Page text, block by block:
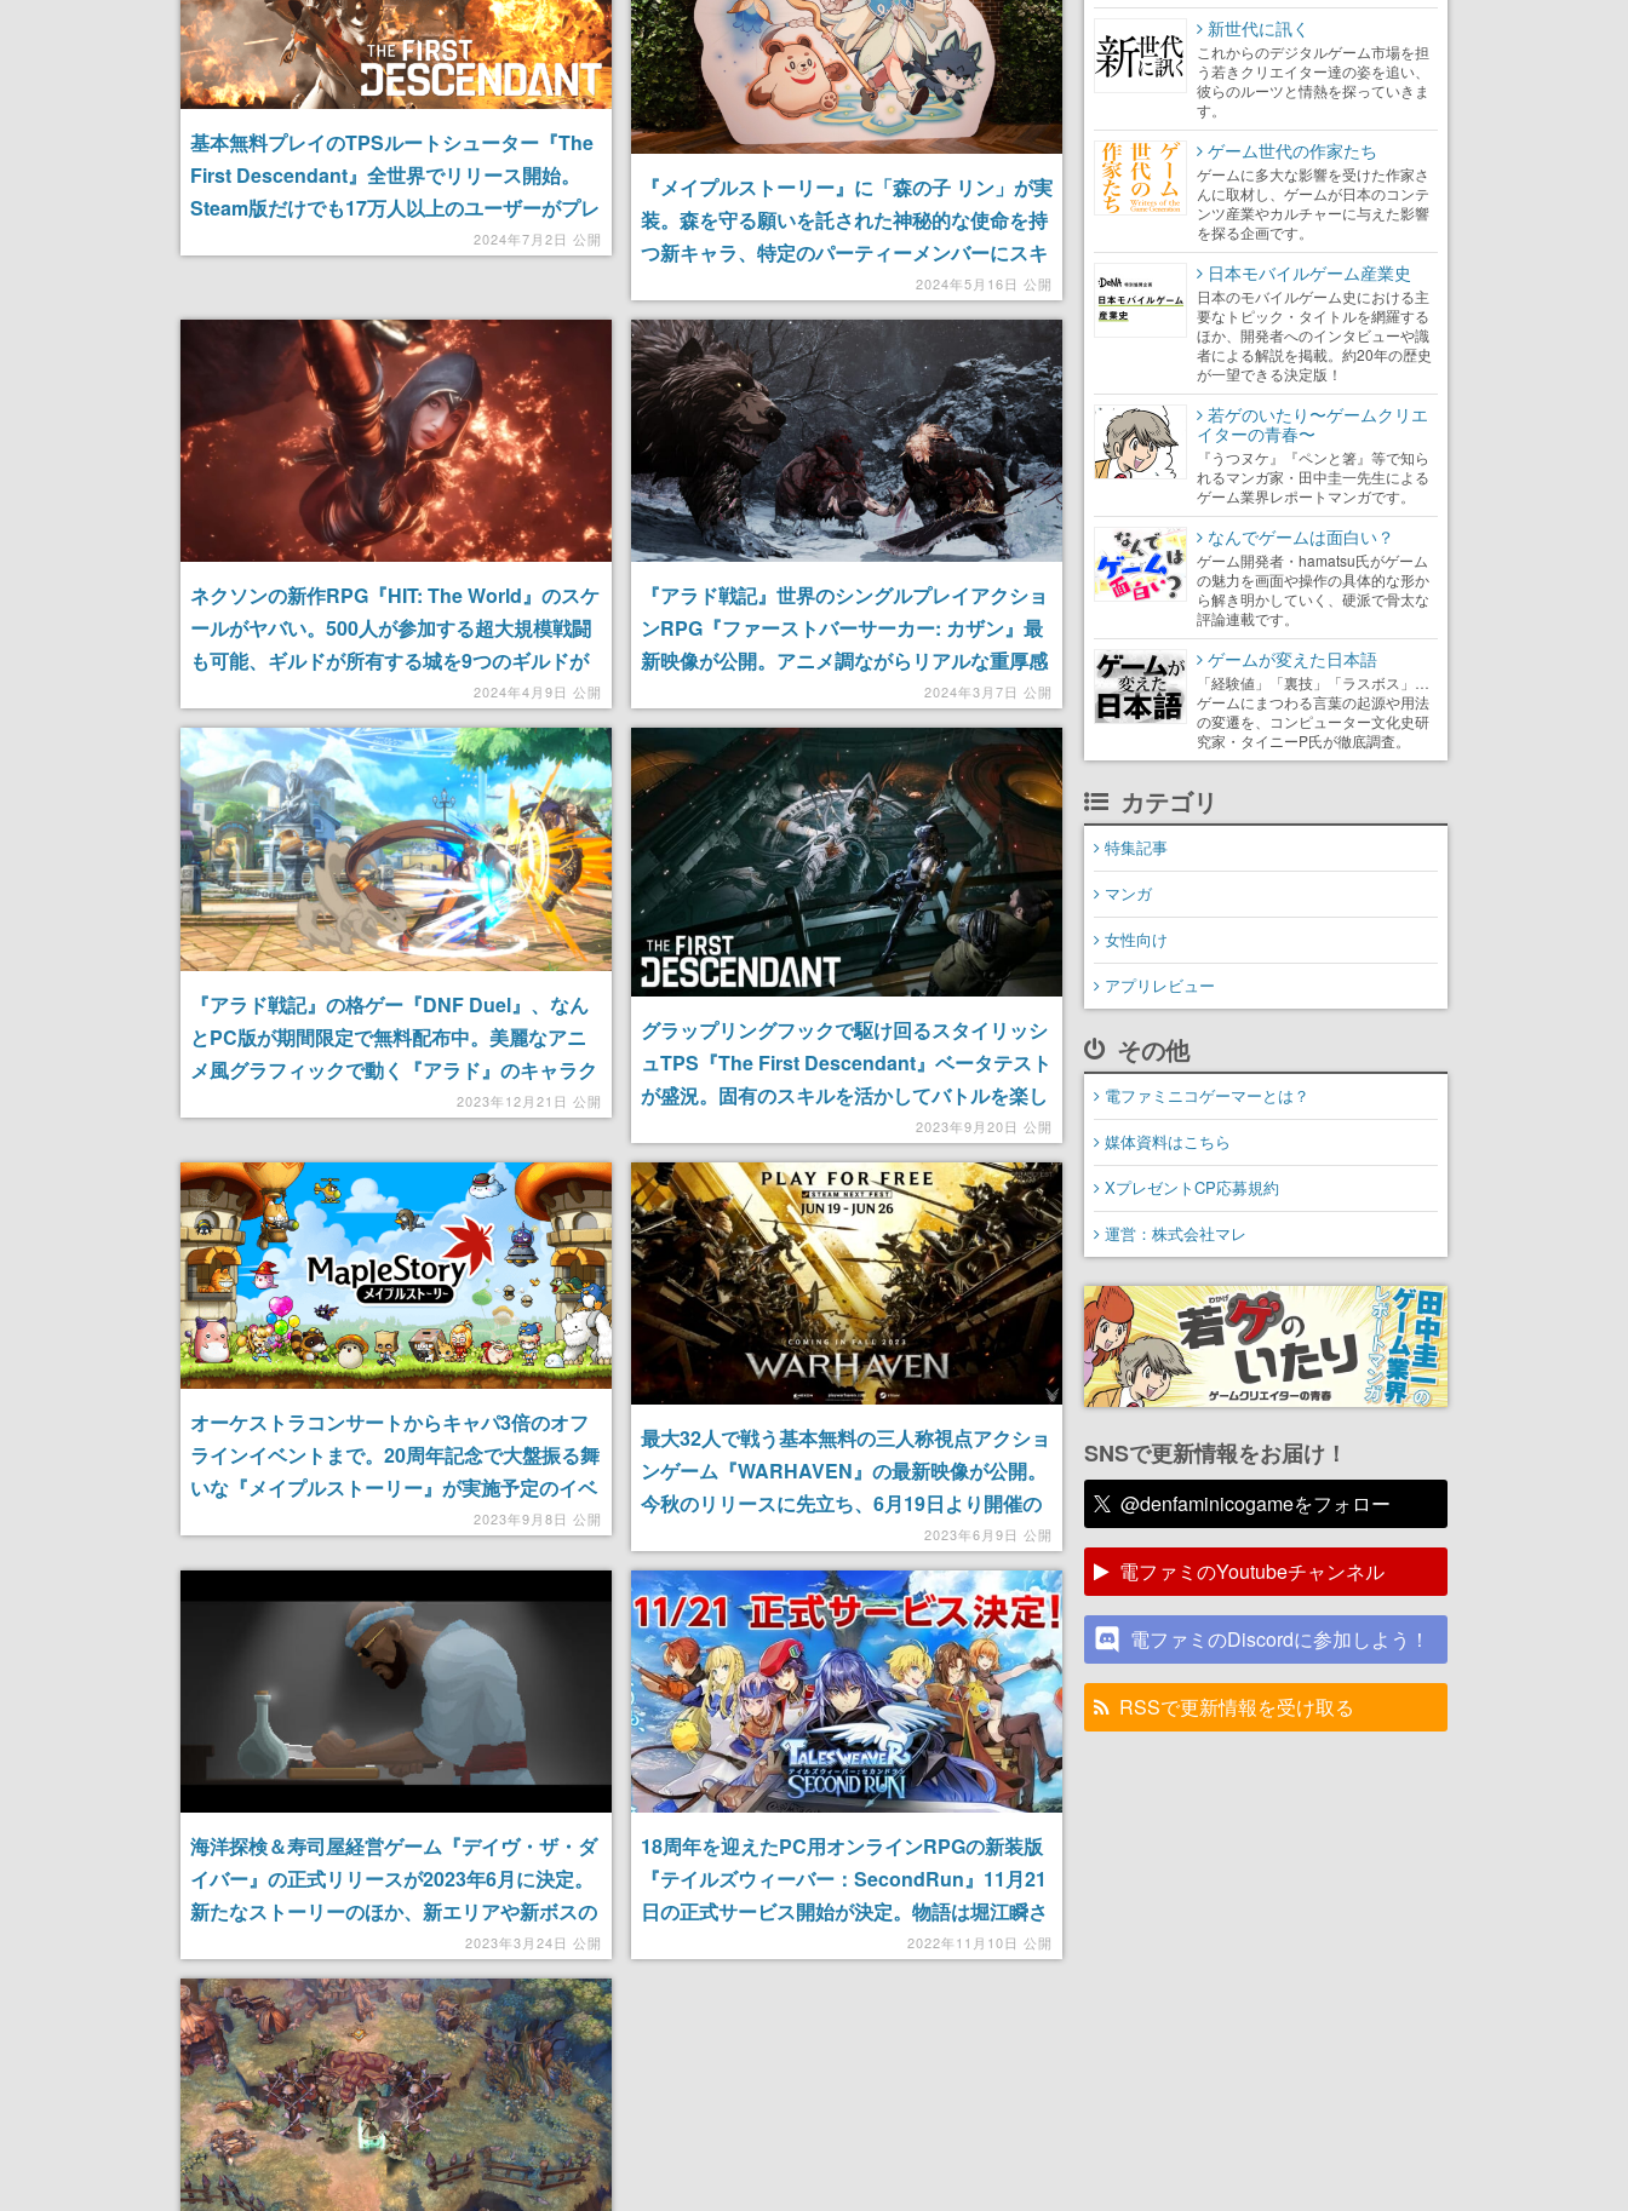
基本無料プレイのTPSルートシューター『The
First Descendant』全世界でリリース開始。
Steam版だけでも17万人以上のユーザーがプレ
2024年7月2日 公開
『メイプルストーリー』に「森の子 リン」が実
装。森を守る願いを託された神秘的な使命を持
つ新キャラ、特定のパーティーメンバーにスキ
ルを使う「集中」や神の力を借りる「守護神」
など独自システムを使用可能
2024年5月16日 公開
ネクソンの新作RPG『HIT: The World』のスケ
ールがヤバい。500人が参加する超大規模戦闘
も可能、ギルドが所有する城を9つのギルドが
狙う大人数戦ならではのスケール感と戦略立案
が楽しい
2024年4月9日 公開
『アラド戦記』世界のシングルプレイアクショ
ンRPG『ファーストバーサーカー: カザン』最
新映像が公開。アニメ調ながらリアルな重厚感
もある独特のグラフィックが見どころ2024年3月7日 公開
『アラド戦記』の格ゲー『DNF Duel』、なん
とPC版が期間限定で無料配布中。美麗なアニ
メ風グラフィックで動く『アラド』のキャラク
2023年12月21日 公開
グラップリングフックで駆け回るスタイリッシ
ュTPS『The First Descendant』ベータテスト
が盛況。固有のスキルを活かしてバトルを楽し
める。Steamでは早くもプレイヤー数5万人突
破
2023年9月20日 公開
オーケストラコンサートからキャパ3倍のオフ
ラインイベントまで。20周年記念で大盤振る舞
いな『メイプルストーリー』が実施予定のイベ
2023年9月8日 公開
最大32人で戦う基本無料の三人称視点アクショ
ンゲーム『WARHAVEN』の最新映像が公開。
今秋のリリースに先立ち、6月19日より開催の
Steam Next Festでお披露目される見込み
2023年6月9日 公開
海洋探検＆寿司屋経営ゲーム『デイヴ・ザ・ダ
イバー』の正式リリースが2023年6月に決定。
新たなストーリーのほか、新エリアや新ボスの
2023年3月24日 公開
18周年を迎えたPC用オンラインRPGの新装版
『テイルズウィーバー：SecondRun』11月21
日の正式サービス開始が決定。物語は堀江瞬さ
ん・石原夏織さんらによるフルボイスで展開
2022年11月10日 公開
新世代に訊く
これからのデジタルゲーム市場を担
う若きクリエイター達の姿を追い、
彼らのルーツと情熱を探っていきま
す。
ゲーム世代の作家たち
ゲームに多大な影響を受けた作家さ
んに取材し、ゲームが日本のコンテ
ンツ産業やカルチャーに与えた影響
を探る企画です。
日本モバイルゲーム産業史
日本のモバイルゲーム史における主
要なトピック・タイトルを網羅する
ほか、開発者へのインタビューや識
者による解説を掲載。約20年の歴史
が一望できる決定版！
若ゲのいたり〜ゲームクリエ
イターの青春〜
『うつヌケ』『ペンと箸』等で知ら
れるマンガ家・田中圭一先生による
ゲーム業界レポートマンガです。
なんでゲームは面白い？
ゲーム開発者・hamatsu氏がゲーム
の魅力を画面や操作の具体的な形か
ら解き明かしていく、硬派で骨太な
評論連載です。
ゲームが変えた日本語
「経験値」「裏技」「ラスボス」…
ゲームにまつわる言葉の起源や用法
の変遷を、コンピューター文化史研
究家・タイニーP氏が徹底調査。
カテゴリ
特集記事
マンガ
女性向け
アプリレビュー
その他
電ファミニコゲーマーとは？
媒体資料はこちら
XプレゼントCP応募規約
運営：株式会社マレ
SNSで更新情報をお届け！
@denfaminicogameをフォロー
電ファミのYoutubeチャンネル
電ファミのDiscordに参加しよう！
RSSで更新情報を受け取る